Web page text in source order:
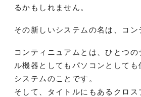
るかもしれません。
その新しいシステムの名は、コン
コンティニュアムとは、ひとつの
ル機器としてもパソコンとしても
システムのことです。
そして、タイトルにもあるクロス